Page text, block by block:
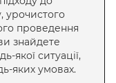
урочистого
проведення
знайдете
якої ситуації,
яких умовах.